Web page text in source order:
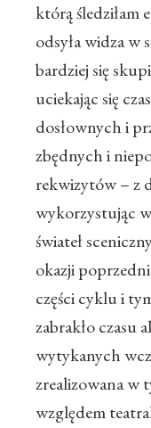
którą śledziłam
odsyła widza w
bardziej się
uciekając się
dosłownych i
zbędnych i
rekwizytów – z
wykorzystując
świateł
okazji
części cyklu i
zabrakło czasu
wytykanych
zrealizowana w
względem